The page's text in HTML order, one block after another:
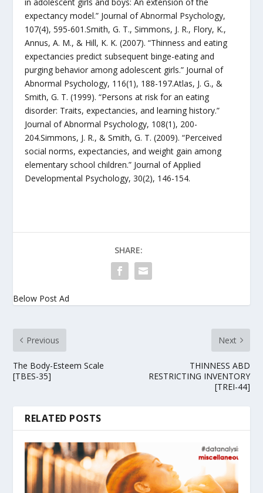
expectancy model.” Journal of Abnormal Psychology,
107(4), 595-601.Smith, G. T., Simmons, J. R., Flory, K.,
Annus, A. M., & Hill, K. K. (2007). “Thinness and eating
expectancies predict subsequent binge-eating and
purging behavior among adolescent girls.” Journal of
Abnormal Psychology, 116(1), 188-197.Atlas, J. G., &
Smith, G. T. (1999). “Persons at risk for an eating
disorder: Traits, expectancies, and learning history.”
Journal of Abnormal Psychology, 108(1), 200-
204.Simmons, J. R., & Smith, G. T. (2009). “Perceived
social norms, expectancies, and weight gain among
elementary school children.” Journal of Applied
Developmental Psychology, 30(2), 146-154.
SHARE:
Below Post Ad
Previous
The Body-Esteem Scale
[TBES-35]
Next
THINNESS ABD
RESTRICTING INVENTORY
[TREI-44]
RELATED POSTS